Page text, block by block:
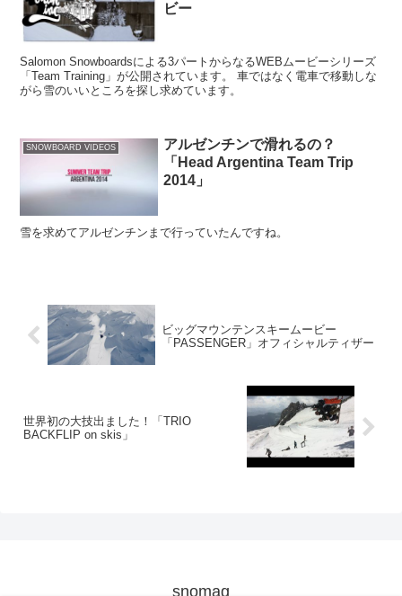
ビー
Salomon Snowboardsによる3パートからなるWEBムービーシリーズ
「Team Training」が公開されています。 車ではなく電車で移動しな
がら雪のいいところを探し求めています。
SNOWBOARD VIDEOS
アルゼンチンで滑れるの？
「Head Argentina Team Trip
2014」
雪を求めてアルゼンチンまで行っていたんですね。
ビッグマウンテンスキームービー
「PASSENGER」オフィシャルティザー
世界初の大技出ました！「TRIO
BACKFLIP on skis」
snomag